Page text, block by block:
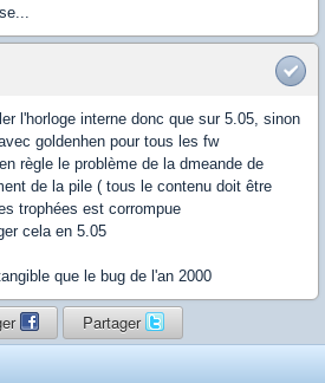
l'horloge interne donc que sur 5.05, sinon
goldenhen pour tous les fw
règle le problème de la dmeande de
de la pile ( tous le contenu doit être
trophées est corrompue
cela en 5.05
que le bug de l'an 2000
Partager